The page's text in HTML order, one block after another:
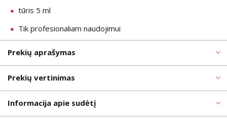
tūris 5 ml
Tik profesionaliam naudojimui
Prekių aprašymas
Prekių vertinimas
Informacija apie sudėtį